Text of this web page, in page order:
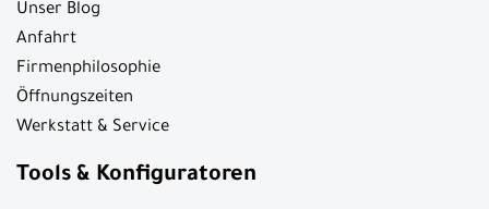
Unser Blog
Anfahrt
Firmenphilosophie
Öffnungszeiten
Werkstatt & Service
Tools & Konfiguratoren